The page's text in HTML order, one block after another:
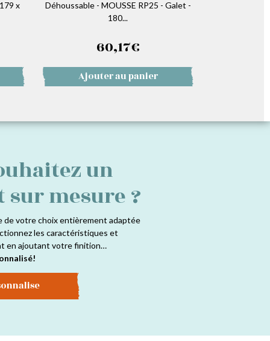
x
Déhoussable - MOUSSE RP25 - Galet -
180...
60,17€
Ajouter au panier
un
mesure ?
de votre choix entièrement adaptée
les caractéristiques et
en ajoutant votre finition…